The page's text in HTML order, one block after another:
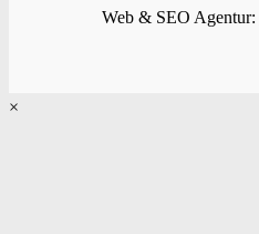
Web & SEO Agentur:
×